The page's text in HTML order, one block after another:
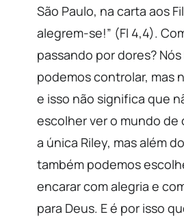
São Paulo, na carta aos
alegrem-se!” (Fl 4,4).
passando por dores?
podemos controlar, mas
e isso não significa que
escolher ver o mundo de
a única Riley, mas além
também podemos
encarar com alegria e
para Deus. E é por isso